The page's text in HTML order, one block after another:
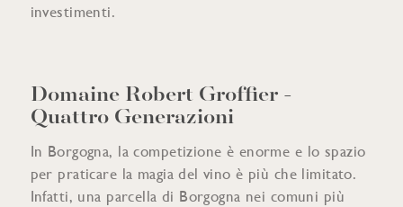
investimenti.
Domaine Robert Groffier -
Quattro Generazioni
In Borgogna, la competizione è enorme e lo spazio
per praticare la magia del vino è più che limitato.
Infatti, una parcella di Borgogna nei comuni più